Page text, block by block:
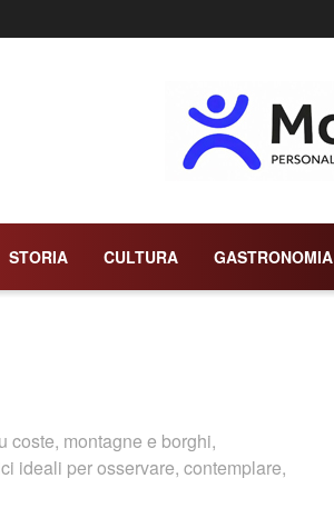
STORIA CULTURA GASTRONOMIA
coste, montagne e borghi,
ideali per osservare, contemplare,